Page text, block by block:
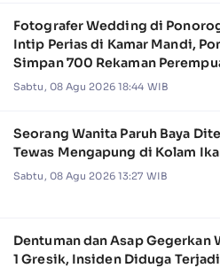
Fotografer Wedding di
Intip Perias di Kamar Mandi,
Simpan 700 Rekaman
Sabtu, 08 Agu 2026 18:44 WIB
Seorang Wanita Paruh Baya
Tewas Mengapung di Kolam
Sabtu, 08 Agu 2026 13:27 WIB
Dentuman dan Asap Gegerkan
1 Gresik, Insiden Diduga